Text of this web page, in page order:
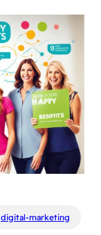
digital-marketing